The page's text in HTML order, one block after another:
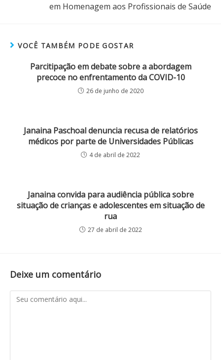
em Homenagem aos Profissionais de Saúde
VOCÊ TAMBÉM PODE GOSTAR
Parcitipação em debate sobre a abordagem
precoce no enfrentamento da COVID-10
26 de junho de 2020
Janaina Paschoal denuncia recusa de relatórios
médicos por parte de Universidades Públicas
4 de abril de 2022
Janaina convida para audiência pública sobre
situação de crianças e adolescentes em situação de
rua
27 de abril de 2022
Deixe um comentário